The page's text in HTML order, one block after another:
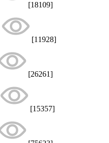
[18109]
[11928]
[26261]
[15357]